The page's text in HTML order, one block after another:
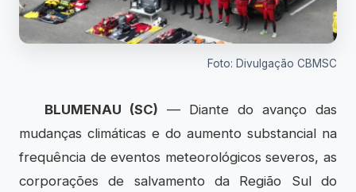
Foto: Divulgação CBMSC
BLUMENAU (SC) — Diante do avanço das
mudanças climáticas e do aumento substancial na
frequência de eventos meteorológicos severos, as
corporações de salvamento da Região Sul do